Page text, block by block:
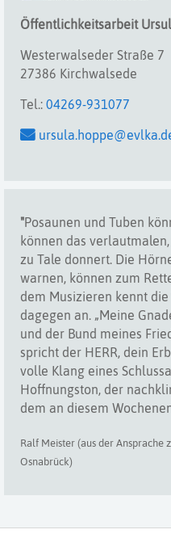
Öffentlichkeitsarbeit
Westerwalseder Straße 7
27386 Kirchwalsede
Tel.: 04269-931077
"Posaunen und Tuben
können das
zu Tale donnert. Die
warnen, können zum
dem Musizieren kennt
dagegen an. „Meine
und der Bund meines
spricht der HERR, dein
volle Klang eines
Hoffnungston, der
dem an diesem
Ralf Meister (aus der Ansprache
Osnabrück)